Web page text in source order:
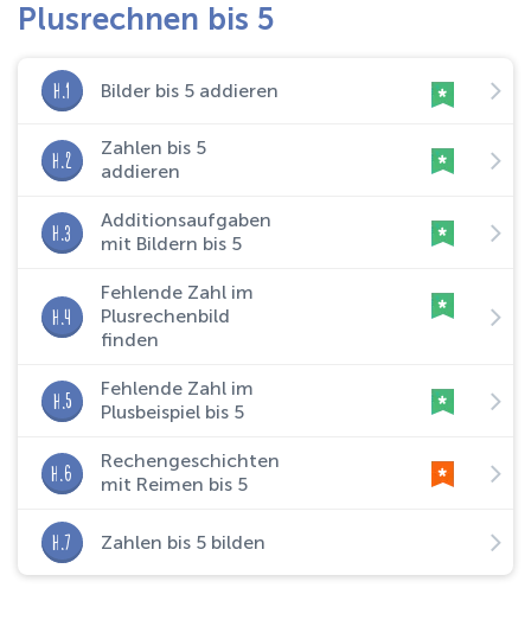
Plusrechnen bis 5
H.1 Bilder bis 5 addieren
H.2
Zahlen bis 5
addieren
H.3
Additionsaufgaben
mit Bildern bis 5
H.4
Fehlende Zahl im
Plusrechenbild
finden
H.5
Fehlende Zahl im
Plusbeispiel bis 5
H.6
Rechengeschichten
mit Reimen bis 5
H.7 Zahlen bis 5 bilden